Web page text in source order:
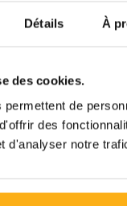
Détails À
des cookies.
permettent de
des
d'analyser notre
nos dressings sur